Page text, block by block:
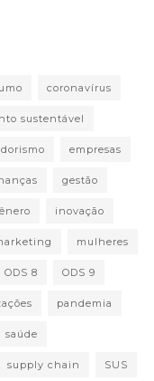
coronavírus
sustentável
empresas
gestão
inovação
mulheres
ODS 8 ODS 9
pandemia
saúde
supply chain SUS